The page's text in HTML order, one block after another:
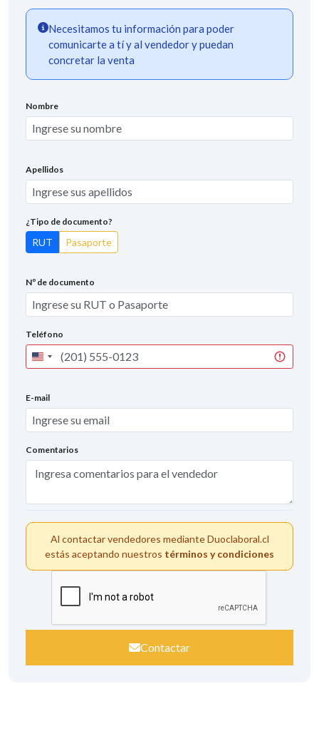
Necesitamos tu información para poder
comunicarte a tí y al vendedor y puedan
concretar la venta
Nombre
Apellidos
¿Tipo de documento?
RUT Pasaporte
Nº de documento
Teléfono
United
States
E-mail
Comentarios
Al contactar vendedores mediante Duoclaboral.cl
estás aceptando nuestros términos y condiciones
Contactar